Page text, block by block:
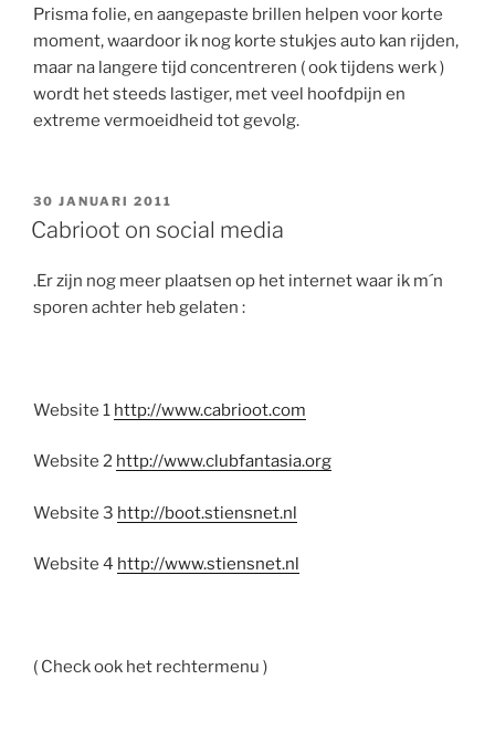
Prisma folie, en aangepaste brillen helpen voor korte
moment, waardoor ik nog korte stukjes auto kan rijden,
maar na langere tijd concentreren ( ook tijdens werk )
wordt het steeds lastiger, met veel hoofdpijn en
extreme vermoeidheid tot gevolg.
GEPLAATST
OP
30 JANUARI 2011
Cabrioot on social media
.Er zijn nog meer plaatsen op het internet waar ik m´n
sporen achter heb gelaten :
Website 1 http://www.cabrioot.com
Website 2 http://www.clubfantasia.org
Website 3 http://boot.stiensnet.nl
Website 4 http://www.stiensnet.nl
( Check ook het rechtermenu )